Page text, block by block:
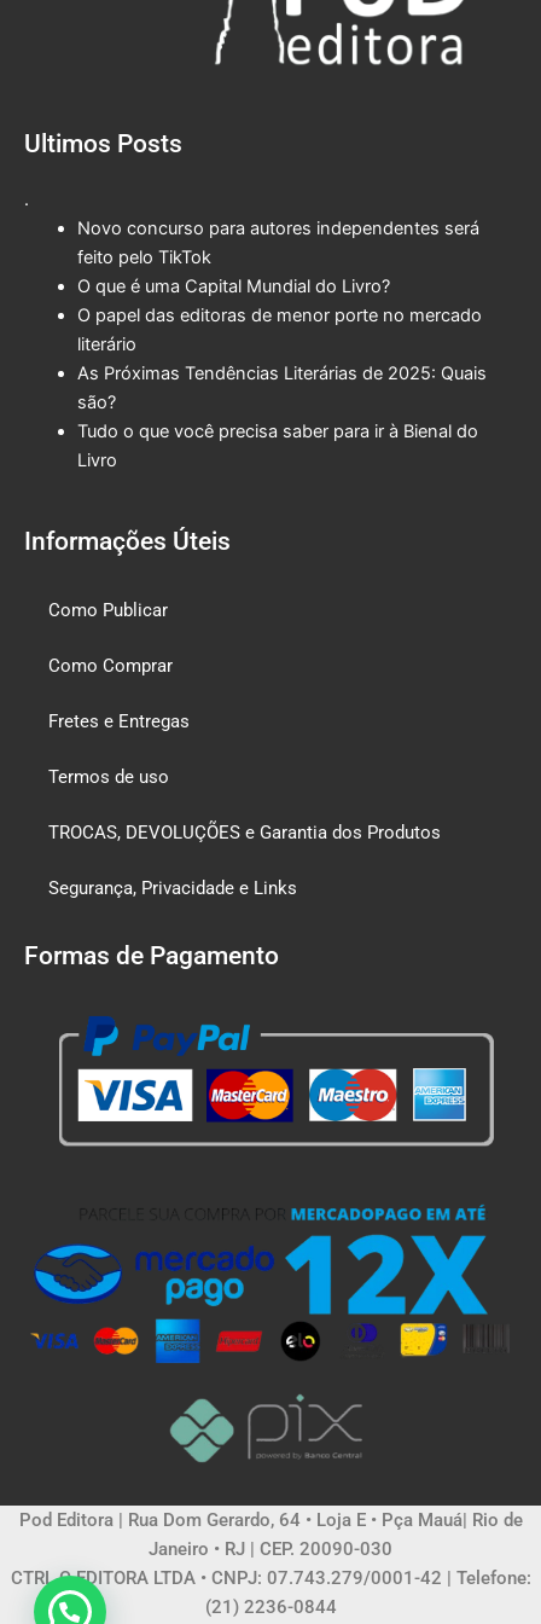
Ultimos Posts
.
Novo concurso para autores independentes será
feito pelo TikTok
O que é uma Capital Mundial do Livro?
O papel das editoras de menor porte no mercado
literário
As Próximas Tendências Literárias de 2025: Quais
são?
Tudo o que você precisa saber para ir à Bienal do
Livro
Informações Úteis
Como Publicar
Como Comprar
Fretes e Entregas
Termos de uso
TROCAS, DEVOLUÇÕES e Garantia dos Produtos
Segurança, Privacidade e Links
Formas de Pagamento
Pod Editora | Rua Dom Gerardo, 64 • Loja E • Pça Mauá| Rio de
Janeiro • RJ | CEP. 20090-030
CTRL C EDITORA LTDA • CNPJ: 07.743.279/0001-42 | Telefone:
(21) 2236-0844